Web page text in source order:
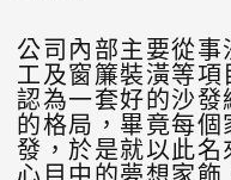
公司內部主要從
工及窗簾裝潢等項
認為一套好的沙
的格局，畢竟每
發，於是就以此名